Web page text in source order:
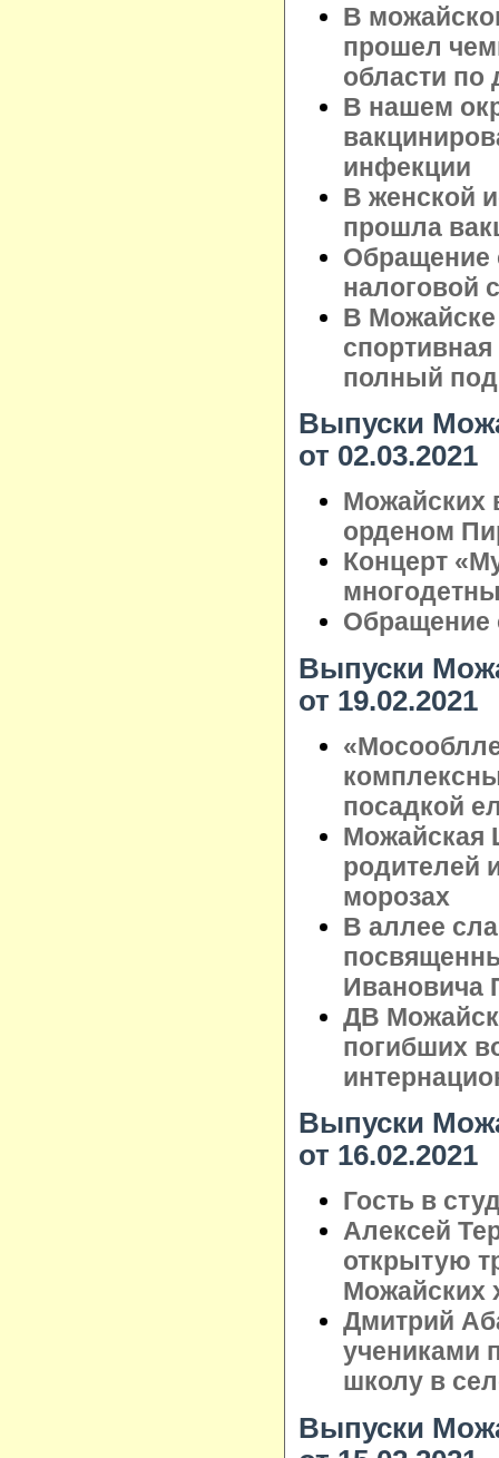
В
прошел
области по
В нашем
инфекции
В женской
прошла
Обращение
налоговой
В
спортивная
полный
Выпуски
от 02.03.2021
Можайских
орденом
Концерт
Обращение
Выпуски
от 19.02.2021
посадкой
Можайская
родителей
морозах
В аллее
Ивановича
ДВ
погибших
Выпуски
от 16.02.2021
Гость в
Алексей
открытую
Можайских
Дмитрий
учениками
школу в
Выпуски